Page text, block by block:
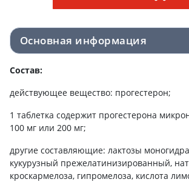
Основная информация
Состав:
действующее вещество: прогестерон;
1 таблетка содержит прогестерона
100 мг или 200 мг;
другие составляющие: лактозы
кукурузный прежелатинизированный,
кроскармелоза, гипромелоза, кислота